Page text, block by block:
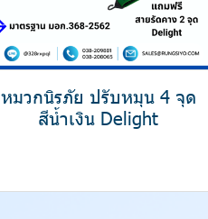
หมวกนิรภัย ปรับหมุน 4 จุด
สีน้ำเงิน Delight